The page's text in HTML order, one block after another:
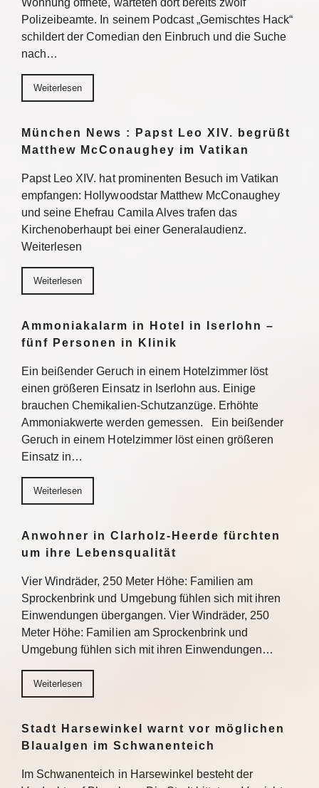
Wohnung öffnete, warteten dort bereits zwölf
Polizeibeamte. In seinem Podcast „Gemischtes Hack“
schildert der Comedian den Einbruch und die Suche
nach…
Weiterlesen
München News : Papst Leo XIV. begrüßt
Matthew McConaughey im Vatikan
Papst Leo XIV. hat prominenten Besuch im Vatikan
empfangen: Hollywoodstar Matthew McConaughey
und seine Ehefrau Camila Alves trafen das
Kirchenoberhaupt bei einer Generalaudienz.
Weiterlesen
Weiterlesen
Ammoniakalarm in Hotel in Iserlohn –
fünf Personen in Klinik
Ein beißender Geruch in einem Hotelzimmer löst
einen größeren Einsatz in Iserlohn aus. Einige
brauchen Chemikalien-Schutzanzüge. Erhöhte
Ammoniakwerte werden gemessen. Ein beißender
Geruch in einem Hotelzimmer löst einen größeren
Einsatz in…
Weiterlesen
Anwohner in Clarholz-Heerde fürchten
um ihre Lebensqualität
Vier Windräder, 250 Meter Höhe: Familien am
Sprockenbrink und Umgebung fühlen sich mit ihren
Einwendungen übergangen. Vier Windräder, 250
Meter Höhe: Familien am Sprockenbrink und
Umgebung fühlen sich mit ihren Einwendungen…
Weiterlesen
Stadt Harsewinkel warnt vor möglichen
Blaualgen im Schwanenteich
Im Schwanenteich in Harsewinkel besteht der